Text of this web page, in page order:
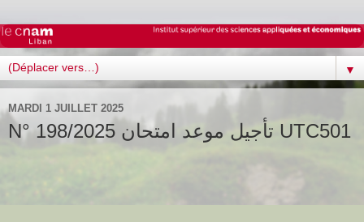
▼
MARDI 1 JUILLET 2025
N° 198/2025 تأجيل موعد امتحان UTC501